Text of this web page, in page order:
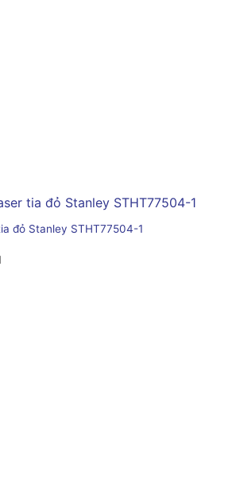
đỏ Stanley STHT77504-1